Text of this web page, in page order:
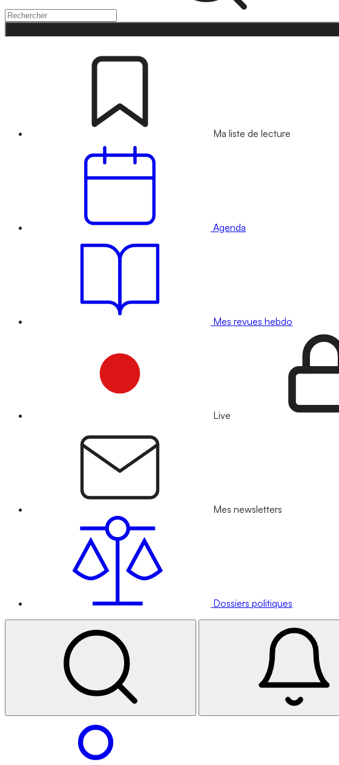
Ma liste de lecture
Agenda
Mes revues hebdo
Live
Mes newsletters
Dossiers politiques